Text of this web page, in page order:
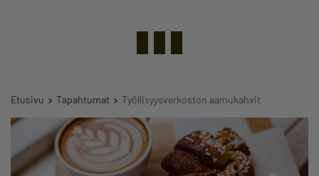
Etusivu Tapahtumat Työllisyysverkoston aamukahvit